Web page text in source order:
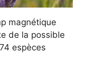
magnétique
de la possible
espèces